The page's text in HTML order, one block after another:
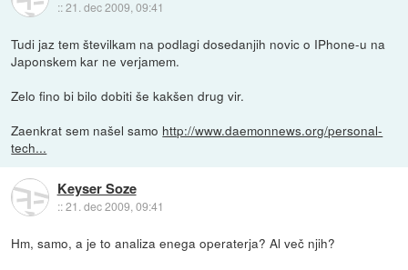
::21. dec 2009, 09:41
Tudi jaz tem številkam na podlagi dosedanjih novic o IPhone-u na
Japonskem kar ne verjamem.
Zelo fino bi bilo dobiti še kakšen drug vir.
Zaenkrat sem našel samo http://www.daemonnews.org/personal-
tech...
Keyser Soze
::21. dec 2009, 09:41
Hm, samo, a je to analiza enega operaterja? Al več njih?